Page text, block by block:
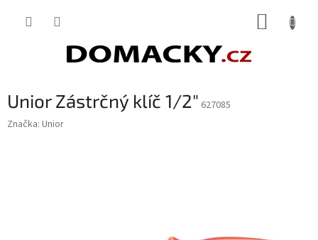
Unior Zástrčný klíč 1/2" 627085
Značka: Unior